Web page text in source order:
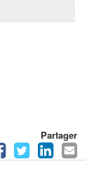
Partager